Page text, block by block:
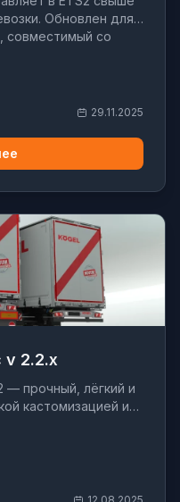
Обновлен для
совместимый со
29.11.2025
v 2.2.x
— прочный, лёгкий и
кастомизацией и